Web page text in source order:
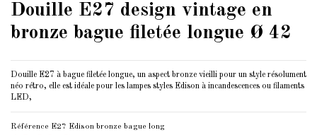
Douille E27 design vintage en
bronze bague filetée longue Ø 42
Douille E27 à bague filetée longue, un aspect bronze vieilli pour un style résolument
néo rétro, elle est idéale pour les lampes styles Edison à incandescences ou filaments
LED,
Référence E27 Edison bronze bague long